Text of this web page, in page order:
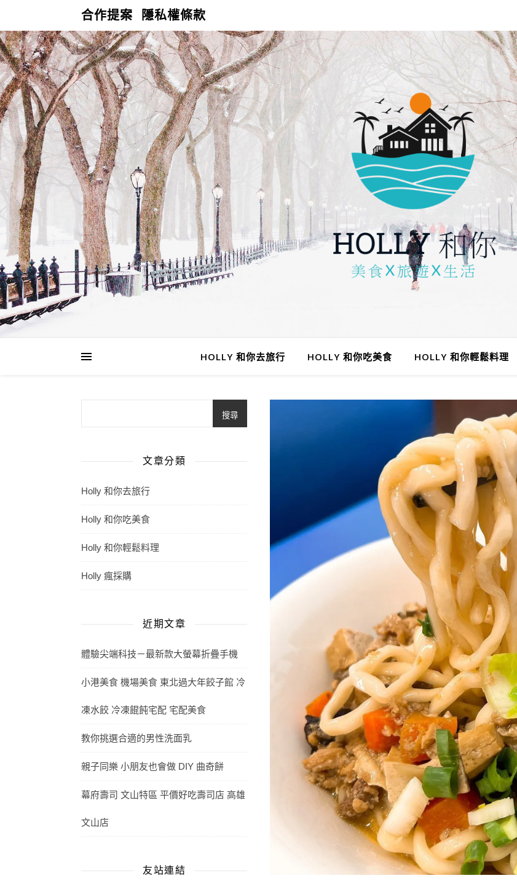
合作提案 隱私權條款
HOLLY 和你去旅行 HOLLY 和你吃美食 HOLLY 和你輕鬆料理
搜尋
文章分類
Holly 和你去旅行
Holly 和你吃美食
Holly 和你輕鬆料理
Holly 瘋採購
近期文章
體驗尖端科技－最新款大螢幕折疊手機
小港美食 機場美食 東北過大年餃子館 冷
凍水餃 冷凍餛飩宅配 宅配美食
教你挑選合適的男性洗面乳
親子同樂 小朋友也會做 DIY 曲奇餅
幕府壽司 文山特區 平價好吃壽司店 高雄
文山店
友站連結